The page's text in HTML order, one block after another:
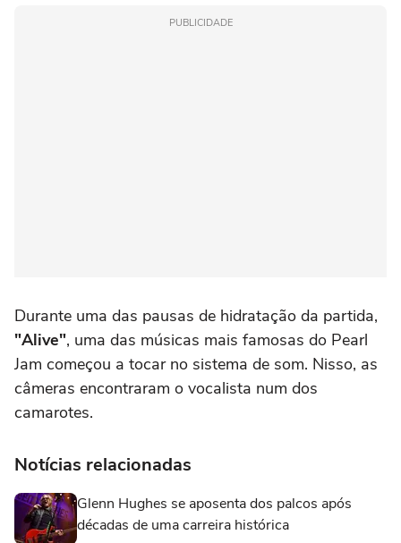
PUBLICIDADE
Durante uma das pausas de hidratação da partida,
"Alive", uma das músicas mais famosas do Pearl
Jam começou a tocar no sistema de som. Nisso, as
câmeras encontraram o vocalista num dos
camarotes.
Notícias relacionadas
Glenn Hughes se aposenta dos palcos após
décadas de uma carreira histórica